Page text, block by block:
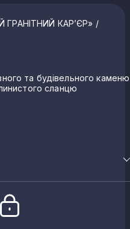
КАР’ЄР» /
та будівельного
сланцю